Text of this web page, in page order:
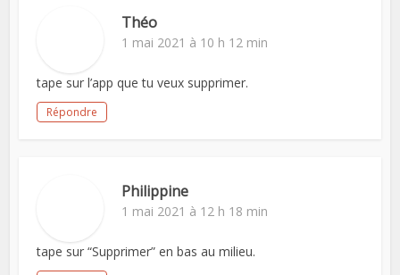
Théo
1 mai 2021 à 10 h 12 min
tape sur l’app que tu veux supprimer.
Répondre
Philippine
1 mai 2021 à 12 h 18 min
tape sur “Supprimer” en bas au milieu.